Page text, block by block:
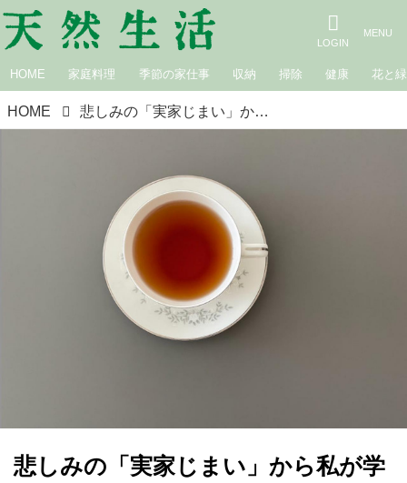
HOME 家庭料理 季節の家仕事 収納 掃除 健康 花と緑
HOME 悲しみの「実家じまい」から私が学んだ“ものを減らす暮らし”を選ぶ理由｜広瀬裕子の60歳からの衣食住健
悲しみの「実家じまい」から私が学